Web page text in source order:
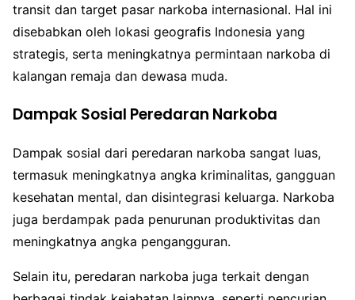
transit dan target pasar narkoba internasional. Hal ini
disebabkan oleh lokasi geografis Indonesia yang
strategis, serta meningkatnya permintaan narkoba di
kalangan remaja dan dewasa muda.
Dampak Sosial Peredaran Narkoba
Dampak sosial dari peredaran narkoba sangat luas,
termasuk meningkatnya angka kriminalitas, gangguan
kesehatan mental, dan disintegrasi keluarga. Narkoba
juga berdampak pada penurunan produktivitas dan
meningkatnya angka pengangguran.
Selain itu, peredaran narkoba juga terkait dengan